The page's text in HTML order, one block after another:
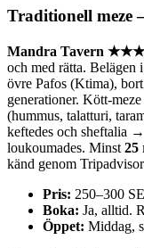
Traditionell meze
Mandra Tavern
och med rätta. Belägen
övre Pafos (Ktima),
generationer. Kött-
(hummus, talatturi,
keftedes och sheftalia
loukoumades. Minst 25
känd genom
Pris: 250–300
Boka: Ja, alltid.
Öppet: Middag,